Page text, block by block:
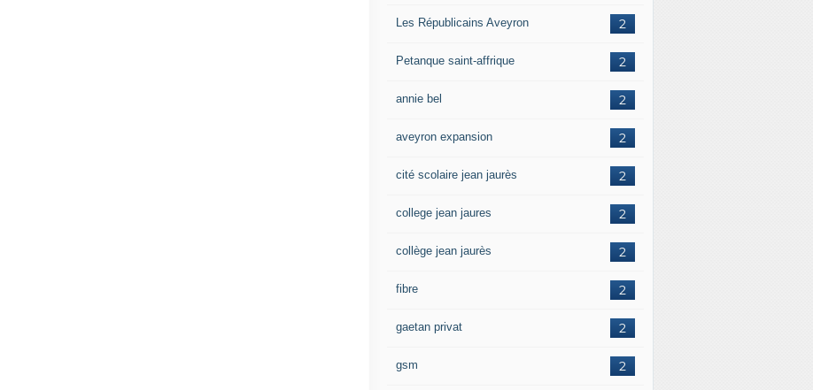
2
Les Républicains Aveyron
2
Petanque saint-affrique
2
annie bel
2
aveyron expansion
2
cité scolaire jean jaurès
2
college jean jaures
2
collège jean jaurès
2
fibre
2
gaetan privat
2
gsm